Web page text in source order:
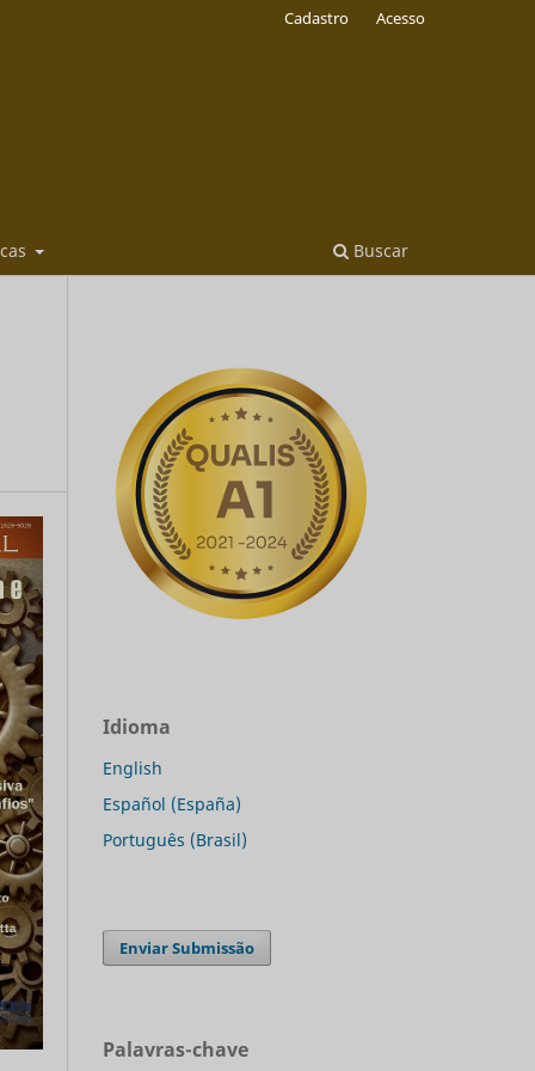
Buscar
Cadastro Acesso
Idioma
English
Español (España)
Português (Brasil)
Enviar Submissão
Palavras-chave